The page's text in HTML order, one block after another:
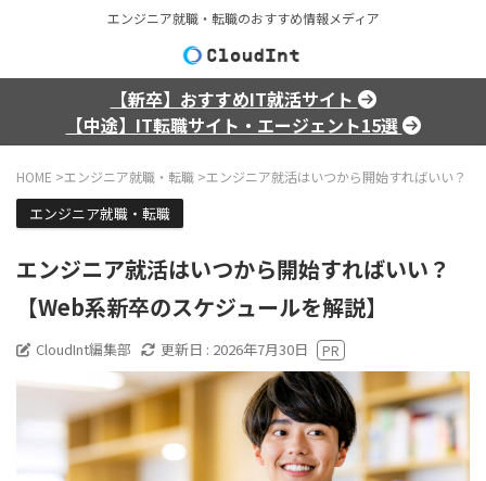
エンジニア就職・転職のおすすめ情報メディア
【新卒】おすすめIT就活サイト
【中途】IT転職サイト・エージェント15選
HOME >エンジニア就職・転職 >エンジニア就活はいつから開始すればいい？
エンジニア就職・転職
エンジニア就活はいつから開始すればいい？
【Web系新卒のスケジュールを解説】
CloudInt編集部 更新日 : 2026年7月30日